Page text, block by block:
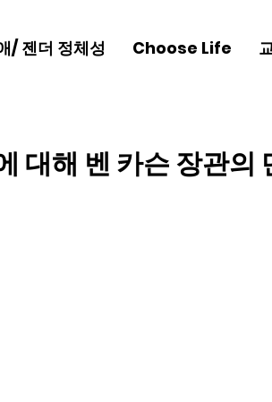
/ 젠더 정체성 Choose Life
대해 벤 카슨 장관의